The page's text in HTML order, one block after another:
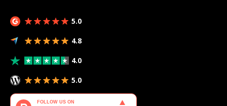
5.0
4.8
4.0
5.0